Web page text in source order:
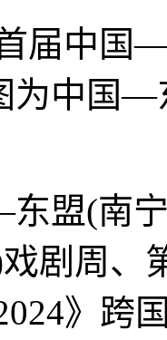
届中国
为中国—
(南宁)
剧周、
》